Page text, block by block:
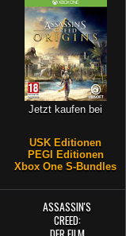
Jetzt kaufen bei
USK Editionen
PEGI Editionen
Xbox One S-Bundles
ASSASSIN'S
CREED: